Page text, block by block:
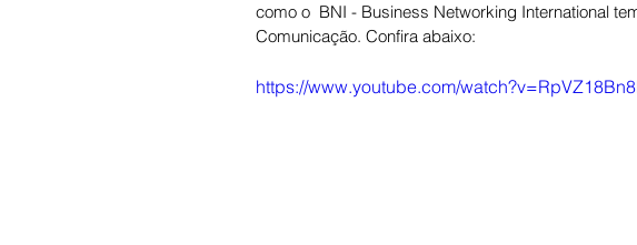
como o  BNI - Business Networking International
Comunicação. Confira abaixo:
https://www.youtube.com/